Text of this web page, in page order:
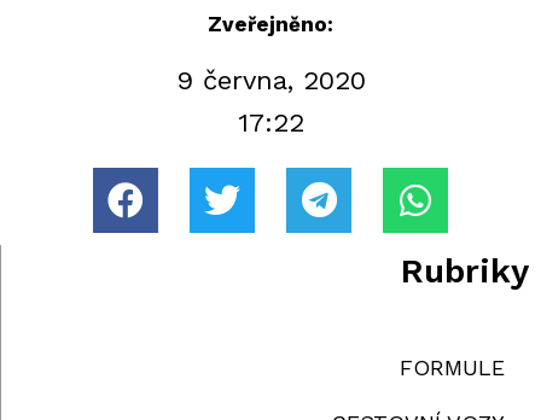
Zveřejněno:
9 června, 2020
17:22
Rubriky
FORMULE